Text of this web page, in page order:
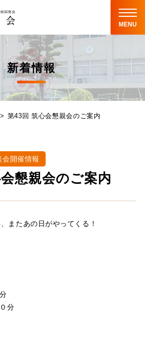
MENU
新着情報
第43回 筑心会懇親会のご案内
会開催情報
懇親会のご案内
またあの日がやってくる！
分